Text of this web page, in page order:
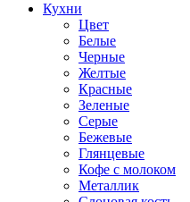
Кухни
Цвет
Белые
Черные
Желтые
Красные
Зеленые
Серые
Бежевые
Глянцевые
Кофе с молоком
Металлик